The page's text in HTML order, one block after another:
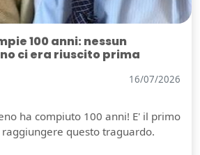
100 anni: nessun
ci era riuscito prima
16/07/2026
ha compiuto 100 anni! E' il primo
questo traguardo.